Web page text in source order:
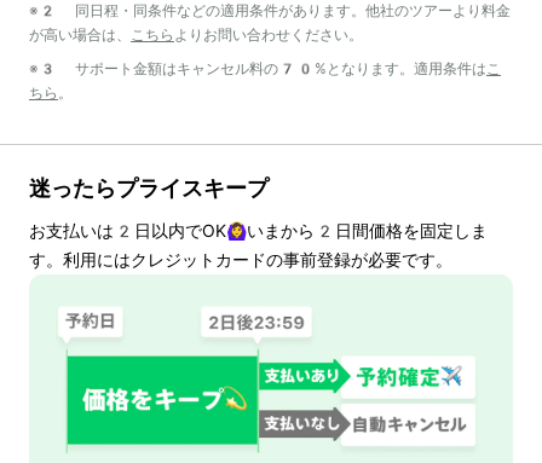
※2 同日程・同条件などの適用条件があります。他社のツアーより料金
が高い場合は、
こちら よりお問い合わせください。
※3 サポート金額はキャンセル料の70%となります。適用条件は こ
ちら 。
迷ったらプライスキープ
お支払いは 2 日以内でOK🙆‍♀️いまから 2 日間価格を固定しま
す。利用にはクレジットカードの事前登録が必要です。